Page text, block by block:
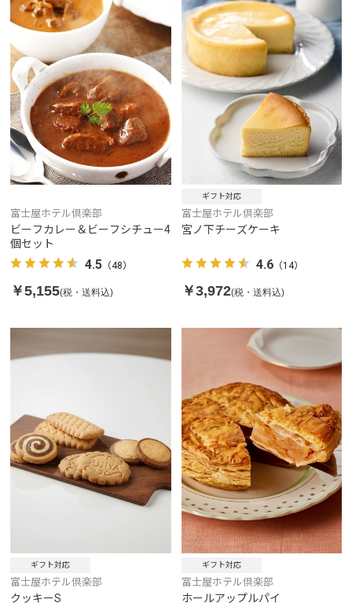
富士屋ホテル倶楽部
ビーフカレー＆ビーフシチュー4
個セット
4.5 （48）
￥5,155(税・送料込)
ギフト対応
富士屋ホテル倶楽部
宮ノ下チーズケーキ
4.6（14）
￥3,972(税・送料込)
ギフト対応
富士屋ホテル倶楽部
クッキーS
ギフト対応
富士屋ホテル倶楽部
ホールアップルパイ